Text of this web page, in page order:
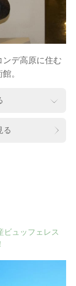
デ高原に住む
。
る
ビュッフェレス